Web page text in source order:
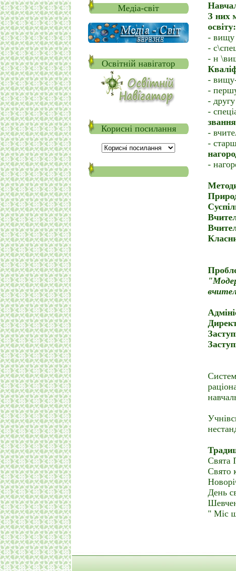
Медіа-світ
Освітній навігатор
Корисні посилання
З них
освіту:
- вищу
-
- н
-
-
-
-
-
-
-
Свята
Свято
День
" Міс